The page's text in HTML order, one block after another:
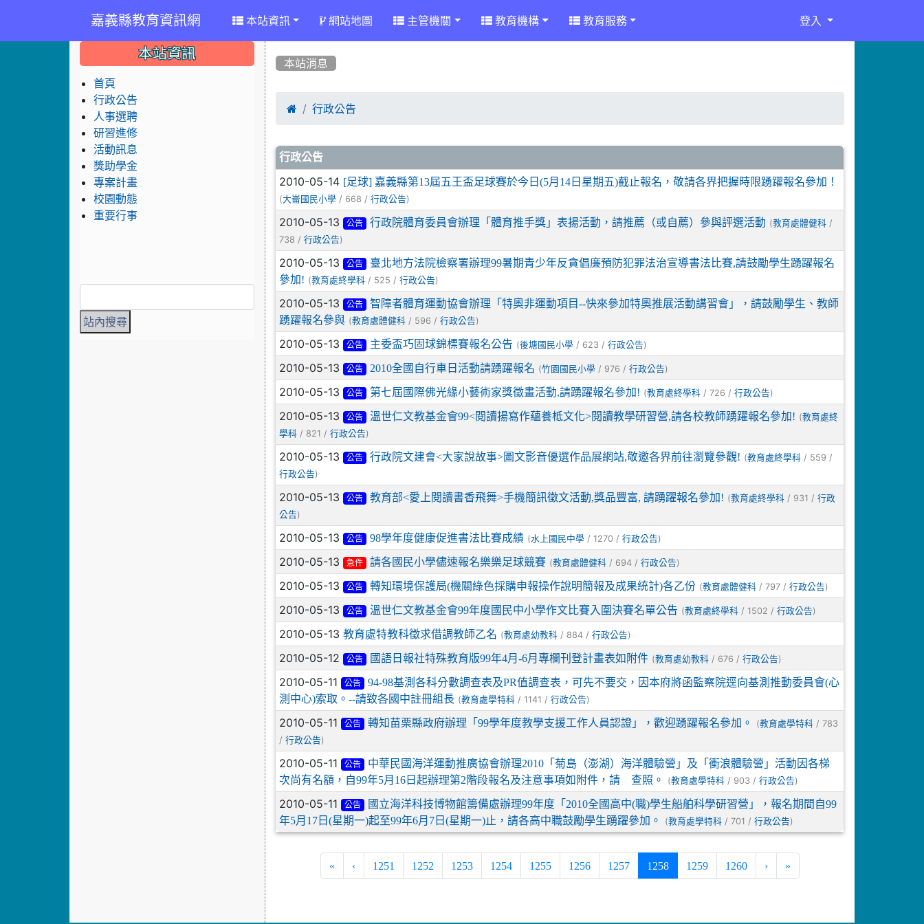
嘉義縣教育資訊網 本站資訊 網站地圖 主管機關 教育機構 教育服務 登入
本站消息
 行政公告
文章列表
行政公告
2010-05-14 [足球] 嘉義縣第13屆五王盃足球賽於今日(5月14日星期五)截止報名，敬請各界把握時限踴躍報名參加！
(大崙國民小學 / 668 /行政公告)
2010-05-13 公告 行政院體育委員會辦理「體育推手獎」表揚活動，請推薦（或自薦）參與評選活動 (教育處體健科 /
738 /行政公告)
2010-05-13 公告
臺北地方法院檢察署辦理99暑期青少年反貪倡廉預防犯罪法治宣導書法比賽,請鼓勵學生踴躍報名
參加! (教育處終學科 / 525 /行政公告)
2010-05-13 公告
智障者體育運動協會辦理「特奧非運動項目--快來參加特奧推展活動講習會」，請鼓勵學生、教師
踴躍報名參與 (教育處體健科 / 596 /行政公告)
2010-05-13 公告 主委盃巧固球錦標賽報名公告 (後塘國民小學 / 623 / 行政公告)
2010-05-13 公告 2010全國自行車日活動請踴躍報名 (竹園國民小學 / 976 / 行政公告)
2010-05-13 公告 第七屆國際佛光緣小藝術家獎徵畫活動,請踴躍報名參加! (教育處終學科 / 726 / 行政公告)
2010-05-13 公告 溫世仁文教基金會99<閱讀揚寫作蘊養柢文化>閱讀教學研習營,請各校教師踴躍報名參加! (教育處終
學科 / 821 /行政公告)
2010-05-13 公告 行政院文建會<大家說故事>圖文影音優選作品展網站,敬邀各界前往瀏覽參觀! (教育處終學科 / 559 /
行政公告)
2010-05-13 公告 教育部<愛上閱讀書香飛舞>手機簡訊徵文活動,獎品豐富, 請踴躍報名參加! (教育處終學科 / 931 / 行政
公告)
2010-05-13 公告 98學年度健康促進書法比賽成績 (水上國民中學 / 1270 / 行政公告)
2010-05-13 急件 請各國民小學儘速報名樂樂足球競賽 (教育處體健科 / 694 / 行政公告)
2010-05-13 公告 轉知環境保護局(機關綠色採購申報操作說明簡報及成果統計)各乙份 (教育處體健科 / 797 / 行政公告)
2010-05-13 公告 溫世仁文教基金會99年度國民中小學作文比賽入圍決賽名單公告 (教育處終學科 / 1502 / 行政公告)
2010-05-13教育處特教科徵求借調教師乙名 (教育處幼教科 / 884 /行政公告)
2010-05-12 公告 國語日報社特殊教育版99年4月-6月專欄刊登計畫表如附件 (教育處幼教科 / 676 / 行政公告)
2010-05-11 公告
94-98基測各科分數調查表及PR值調查表，可先不要交，因本府將函監察院逕向基測推動委員會(心
測中心)索取。--請致各國中註冊組長 (教育處學特科 / 1141 /行政公告)
2010-05-11 公告 轉知苗栗縣政府辦理「99學年度教學支援工作人員認證」，歡迎踴躍報名參加。 (教育處學特科 / 783
/行政公告)
2010-05-11 公告
中華民國海洋運動推廣協會辦理2010「菊島（澎湖）海洋體驗營」及「衝浪體驗營」活動因各梯
次尚有名額，自99年5月16日起辦理第2階段報名及注意事項如附件，請 查照。
(教育處學特科 / 903 /行政公告)
2010-05-11 公告
國立海洋科技博物館籌備處辦理99年度「2010全國高中(職)學生船舶科學研習營」，報名期間自99
年5月17日(星期一)起至99年6月7日(星期一)止，請各高中職鼓勵學生踴躍參加。
(教育處學特科 / 701 /行政公告)
« ‹ 1251 1252 1253 1254 1255 1256 1257 1258(current)
1259 1260 › »
::: 本站資訊
首頁
行政公告
人事選聘
研習進修
活動訊息
獎助學金
專案計畫
校園動態
重要行事